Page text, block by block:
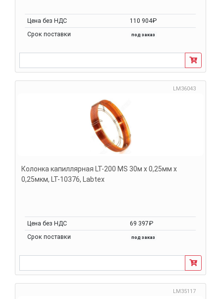
Цена без НДС
110 904₽
Срок поставки
под заказ
LM36043
Колонка капиллярная LT-200 MS 30м х 0,25мм х
0,25мкм, LT-10376, Labtex
Цена без НДС
69 397₽
Срок поставки
под заказ
LM35117